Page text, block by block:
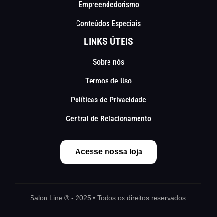
Empreendedorismo
Conteúdos Especiais
LINKS ÚTEIS
Sobre nós
Termos de Uso
Políticas de Privacidade
Central de Relacionamento
Acesse nossa loja
Salon Line ® - 2025 • Todos os direitos reservados.